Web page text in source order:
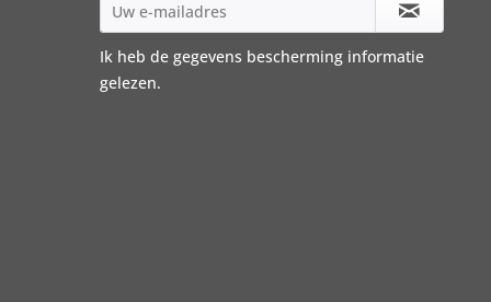
Ik heb de gegevens bescherming informatie
gelezen.